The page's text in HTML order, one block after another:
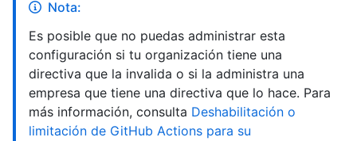
Nota:
Es posible que no puedas administrar esta
configuración si tu organización tiene una
directiva que la invalida o si la administra una
empresa que tiene una directiva que lo hace. Para
más información, consulta Deshabilitación o
limitación de GitHub Actions para su